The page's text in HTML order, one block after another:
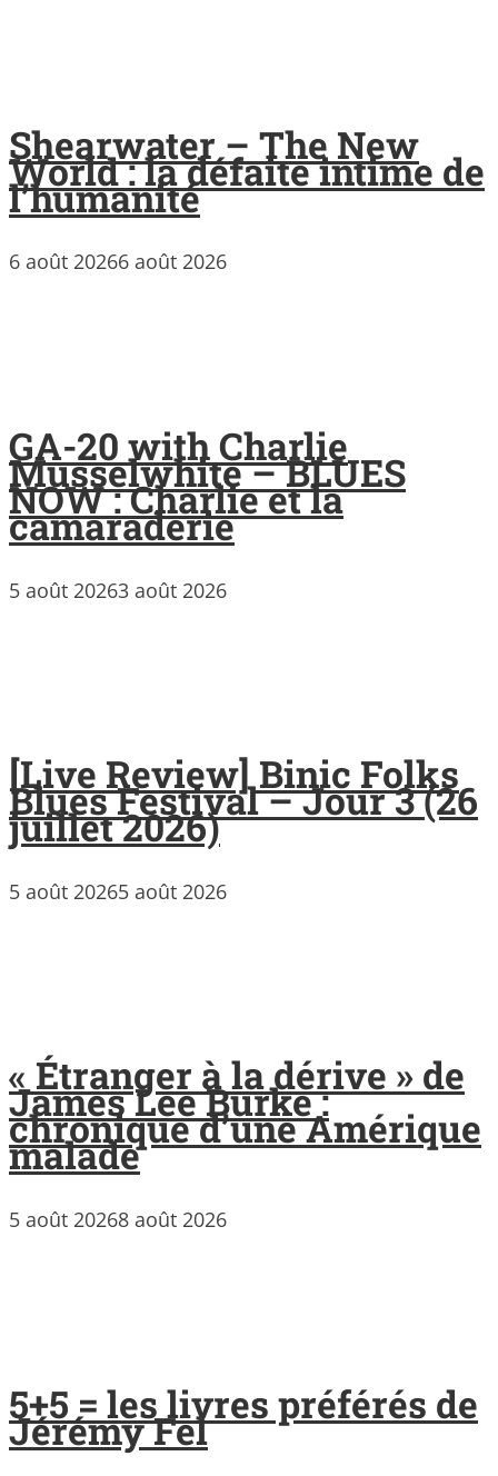
Shearwater – The New
World : la défaite intime de
l’humanité
6 août 20266 août 2026
GA-20 with Charlie
Musselwhite – BLUES
NOW : Charlie et la
camaraderie
5 août 20263 août 2026
[Live Review] Binic Folks
Blues Festival – Jour 3 (26
juillet 2026)
5 août 20265 août 2026
« Étranger à la dérive » de
James Lee Burke :
chronique d’une Amérique
malade
5 août 20268 août 2026
5+5 = les livres préférés de
Jérémy Fel